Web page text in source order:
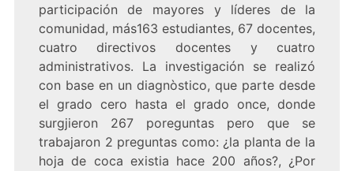
participación de mayores y líderes de la
comunidad, más163 estudiantes, 67 docentes,
cuatro directivos docentes y cuatro
administrativos. La investigación se realizó
con base en un diagnòstico, que parte desde
el grado cero hasta el grado once, donde
surgjieron 267 poreguntas pero que se
trabajaron 2 preguntas como: ¿la planta de la
hoja de coca existia hace 200 años?, ¿Por